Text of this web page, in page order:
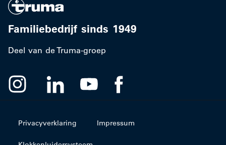
Familiebedrijf sinds 1949
Deel van de Truma-groep
Privacyverklaring Impressum